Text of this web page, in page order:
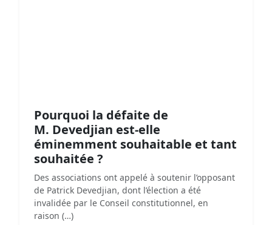
Pourquoi la défaite de
M. Devedjian est-elle
éminemment souhaitable et tant
souhaitée ?
Des associations ont appelé à soutenir l’opposant
de Patrick Devedjian, dont l’élection a été
invalidée par le Conseil constitutionnel, en
raison (…)